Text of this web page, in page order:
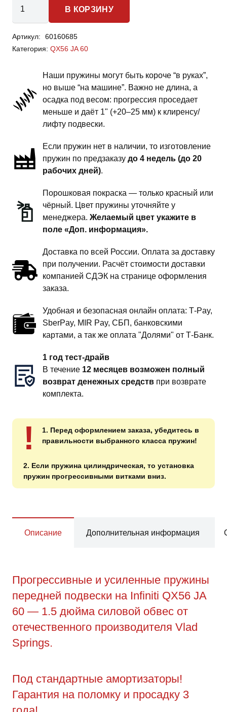
товара
QX56
JA
пружины
передней
дюйма
В КОРЗИНУ
Артикул:
60160685
Категория: QX56 JA 60
Наши пружины могут быть короче “в руках”,
но выше “на машине”. Важно не длина, а
осадка под весом: прогрессия проседает
меньше и даёт 1" (+20–25 мм) к клиренсу/
лифту подвески.
Если пружин нет в наличии, то изготовление
пружин по предзаказу до 4 недель (до 20
рабочих дней).
Порошковая покраска — только красный или
чёрный. Цвет пружины уточняйте у
менеджера. Желаемый цвет укажите в
поле «Доп. информация».
Доставка по всей России. Оплата за доставку
при получении. Расчёт стоимости доставки
компанией СДЭК на странице оформления
заказа.
Удобная и безопасная онлайн оплата: T‑Pay,
SberPay, MIR Pay, СБП, банковскими
картами, а так же оплата "Долями" от Т-Банк.
1 год тест-драйв
В течение 12 месяцев возможен полный
возврат денежных средств при возврате
комплекта.
!
1. Перед оформлением заказа, убедитесь в
правильности выбранного класса пружин!
2. Если пружина цилиндрическая, то установка
пружин прогрессивными витками вниз.
Описание Дополнительная информация
Прогрессивные и усиленные пружины
передней подвески на Infiniti QX56 JA
60 — 1.5 дюйма силовой обвес от
отечественного производителя Vlad
Springs.
Под стандартные амортизаторы!
Гарантия на поломку и просадку 3